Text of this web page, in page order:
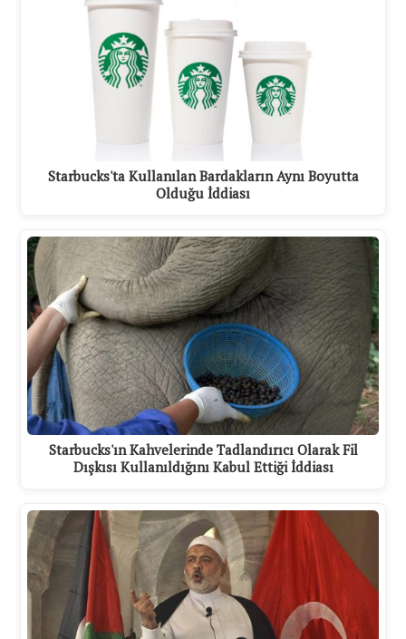
Starbucks'ta Kullanılan Bardakların Aynı Boyutta
Olduğu İddiası
Starbucks'ın Kahvelerinde Tadlandırıcı Olarak Fil
Dışkısı Kullanıldığını Kabul Ettiği İddiası